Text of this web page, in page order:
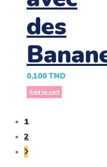
des
0,100 TND
Add to cart
1
2